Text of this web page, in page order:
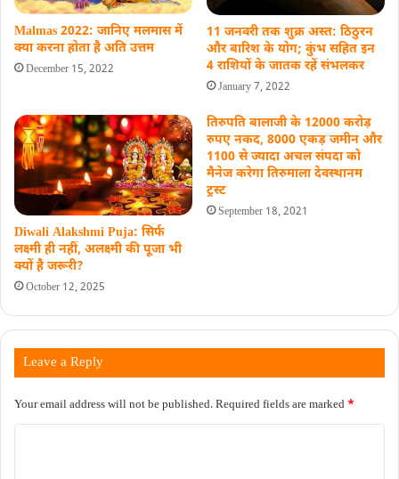
Malmas 2022: जानिए मलमास में
क्या करना होता है अति उत्तम
December 15, 2022
11 जनवरी तक शुक्र अस्त: ठिठुरन
और बारिश के योग; कुंभ सहित इन
4 राशियों के जातक रहें संभलकर
January 7, 2022
Diwali Alakshmi Puja: सिर्फ
लक्ष्मी ही नहीं, अलक्ष्मी की पूजा भी
क्यों है जरूरी?
October 12, 2025
तिरुपति बालाजी के 12000 करोड़
रुपए नकद, 8000 एकड़ जमीन और
1100 से ज्यादा अचल संपदा को
मैनेज करेगा तिरुमाला देवस्थानम
ट्रस्ट
September 18, 2021
Leave a Reply
Your email address will not be published.Required fields are marked *